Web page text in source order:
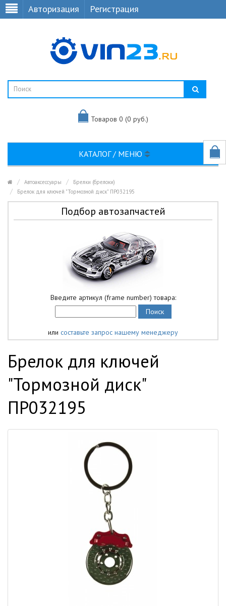
Авторизация Регистрация
Товаров 0 (0 руб.)
КАТАЛОГ / МЕНЮ
Автоаксессуары
Брелки (брелоки)
Брелок для ключей "Тормозной диск" ПР032195
Подбор автозапчастей
Введите артикул (frame number) товара:
или составьте запрос нашему менеджеру
Брелок для ключей
"Тормозной диск"
ПР032195